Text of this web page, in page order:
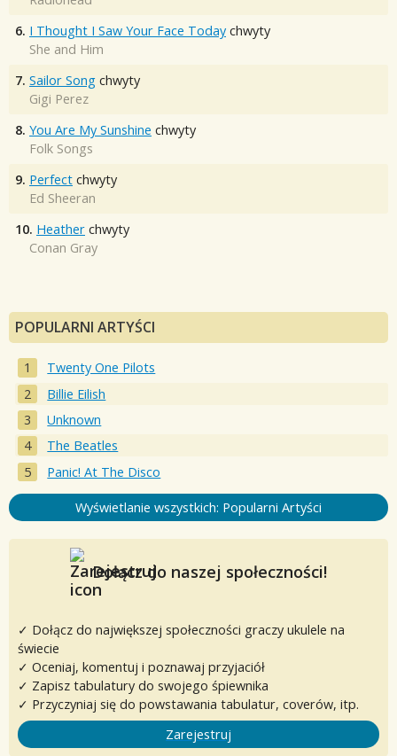
6. I Thought I Saw Your Face Today chwyty
She and Him
7. Sailor Song chwyty
Gigi Perez
8. You Are My Sunshine chwyty
Folk Songs
9. Perfect chwyty
Ed Sheeran
10. Heather chwyty
Conan Gray
POPULARNI ARTYŚCI
Twenty One Pilots
Billie Eilish
Unknown
The Beatles
Panic! At The Disco
Wyświetlanie wszystkich: Popularni Artyści
Dołącz do naszej społeczności!
✓ Dołącz do największej społeczności graczy ukulele na
świecie
✓ Oceniaj, komentuj i poznawaj przyjaciół
✓ Zapisz tabulatury do swojego śpiewnika
✓ Przyczyniaj się do powstawania tabulatur, coverów, itp.
Zarejestruj